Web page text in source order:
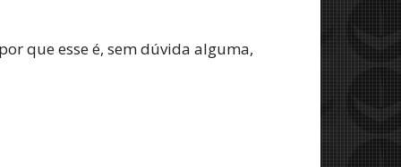
que esse é, sem dúvida alguma,